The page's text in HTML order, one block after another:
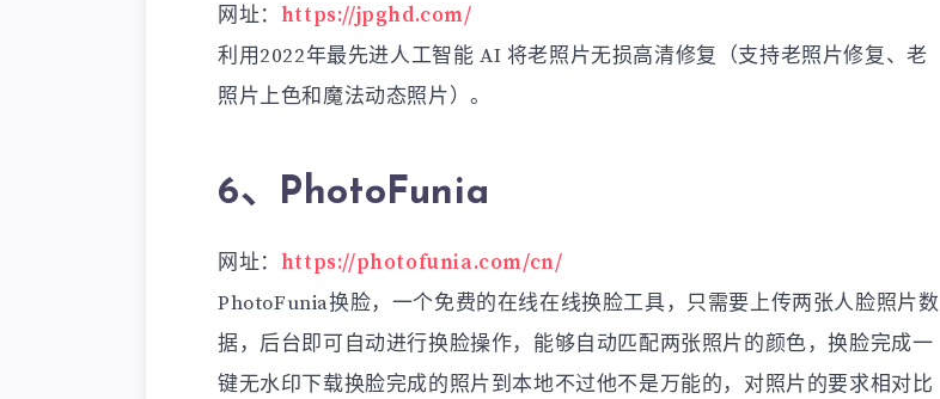
网址： https://jpghd.com/
利用2022年最先进人工智能 AI 将老照片无损高清修复（支持老照片修复、老
照片上色和魔法动态照片）。
6、PhotoFunia
网址： https://photofunia.com/cn/
PhotoFunia换脸，一个免费的在线在线换脸工具，只需要上传两张人脸照片数
据，后台即可自动进行换脸操作，能够自动匹配两张照片的颜色，换脸完成一
键无水印下载换脸完成的照片到本地不过他不是万能的，对照片的要求相对比